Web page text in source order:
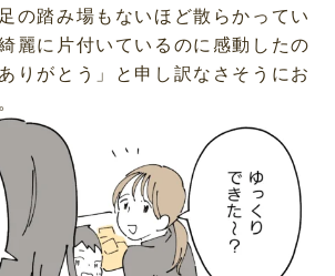
の踏み場もないほど散らかってい
麗に片付いているのに感動したの
りがとう」と申し訳なさそうにお